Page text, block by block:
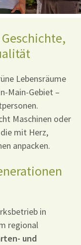
Lebensräume
Main-Gebiet –
Maschinen oder
mit Herz,
anpacken.
in
regional
und